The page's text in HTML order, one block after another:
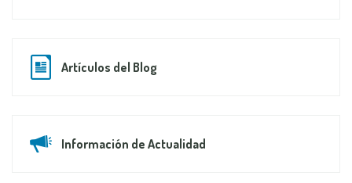
Artículos del Blog
Información de Actualidad